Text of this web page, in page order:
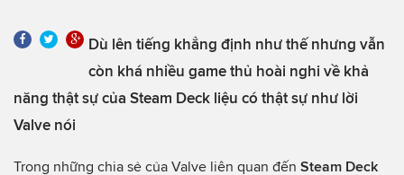
Dù lên tiếng khẳng định như thế nhưng vẫn
còn khá nhiều game thủ hoài nghi về khả
năng thật sự của Steam Deck liệu có thật sự như lời
Valve nói
Trong những chia sẻ của Valve liên quan đến Steam Deck